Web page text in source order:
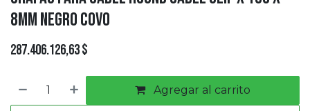
8mm Negro COVO
287.406.126,63$
Agregar al carrito